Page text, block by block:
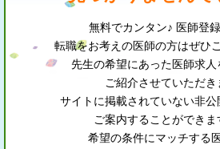
無料でカンタン♪ 医師登
転職をお考えの医師の方はぜひ
先生の希望にあった医師求人
ご紹介させていただき
サイトに掲載されていない非公
ご案内することができま
希望の条件にマッチする